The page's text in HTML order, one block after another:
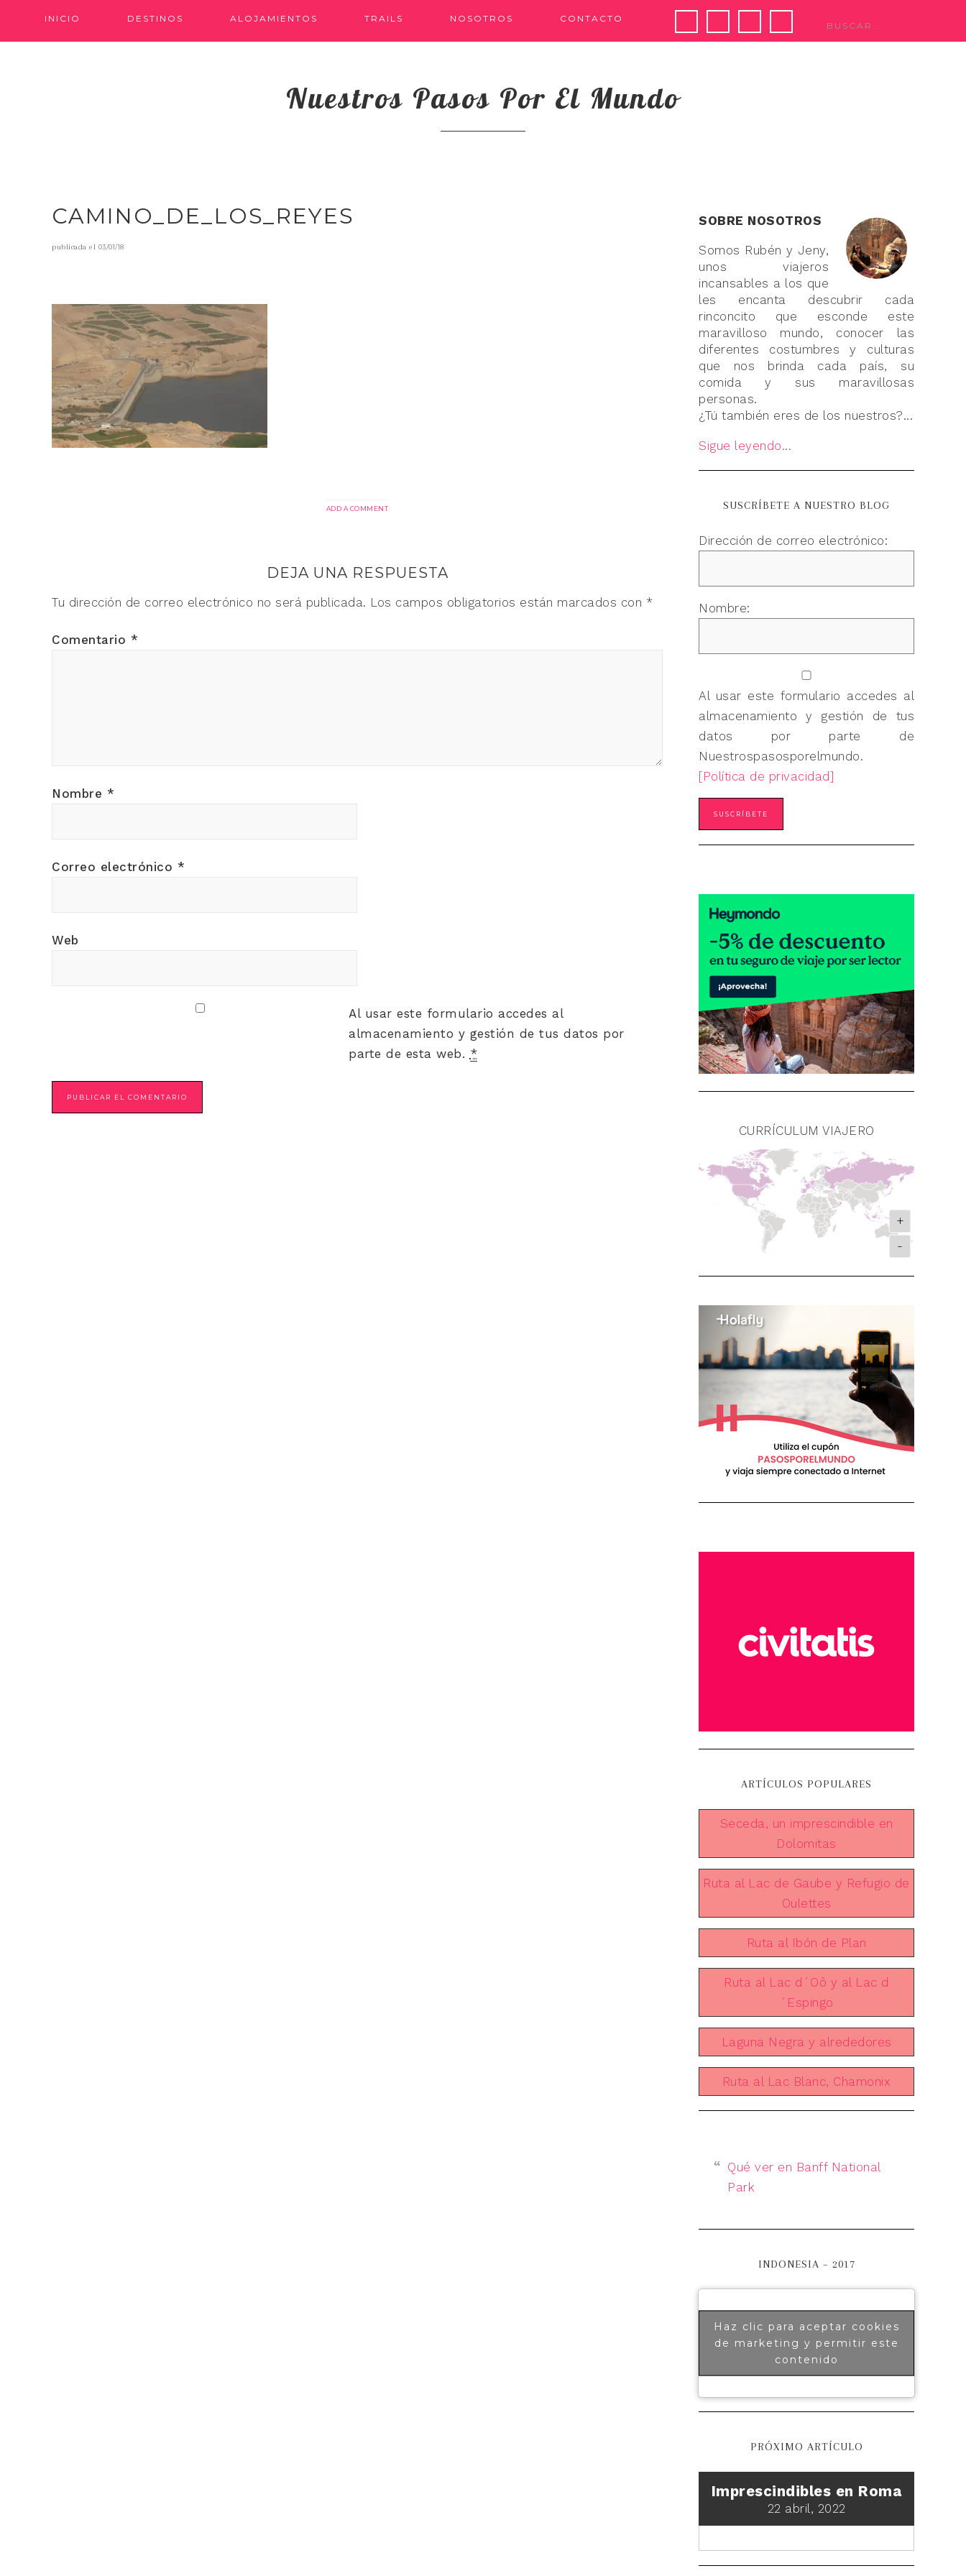
INICIO DESTINOS ALOJAMIENTOS TRAILS NOSOTROS CONTACTO
Nuestros Pasos Por El Mundo
CAMINO_DE_LOS_REYES
publicada el 03/01/18
ADD A COMMENT
DEJA UNA RESPUESTA
Tu dirección de correo electrónico no será publicada. Los campos obligatorios están marcados con *
Comentario *
Nombre *
Correo electrónico *
Web
Al usar este formulario accedes al
almacenamiento y gestión de tus datos por
parte de esta web. *
SOBRE NOSOTROS
Somos Rubén y Jeny,
unos viajeros
incansables a los que
les encanta descubrir cada
rinconcito que esconde este
maravilloso mundo, conocer las
diferentes costumbres y culturas
que nos brinda cada país, su
comida y sus maravillosas
personas.
¿Tú también eres de los nuestros?...
Sigue leyendo...
SUSCRÍBETE A NUESTRO BLOG
Dirección de correo electrónico:
Nombre:
Al usar este formulario accedes al
almacenamiento y gestión de tus
datos por parte de
Nuestrospasosporelmundo.
[Política de privacidad]
CURRÍCULUM VIAJERO
+
-
ARTÍCULOS POPULARES
Seceda, un imprescindible en
Dolomitas
Ruta al Lac de Gaube y Refugio de
Oulettes
Ruta al Ibón de Plan
Ruta al Lac d´Oô y al Lac d
´Espingo
Laguna Negra y alrededores
Ruta al Lac Blanc, Chamonix
Qué ver en Banff National
Park
INDONESIA – 2017
Haz clic para aceptar cookies
de marketing y permitir este
contenido
PRÓXIMO ARTÍCULO
Imprescindibles en Roma
22 abril, 2022